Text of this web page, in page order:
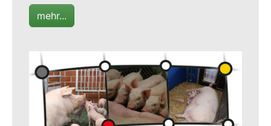
mehr...